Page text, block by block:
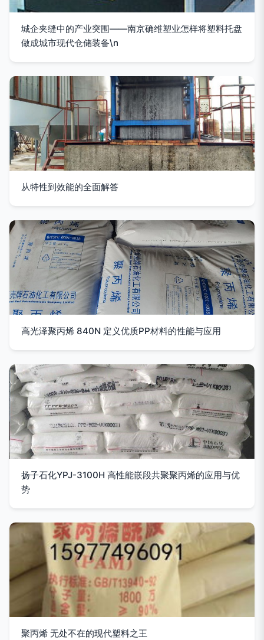
城企夹缝中的产业突围——南京确维塑业怎样将塑料托盘
做成城市现代仓储装备\n
从特性到效能的全面解答
高光泽聚丙烯 840N 定义优质PP材料的性能与应用
扬子石化YPJ-3100H 高性能嵌段共聚聚丙烯的应用与优
势
聚丙烯 无处不在的现代塑料之王